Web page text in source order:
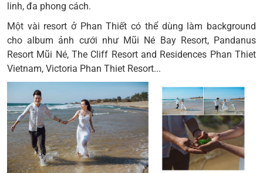
linh, đa phong cách.
Một vài resort ở Phan Thiết có thể dùng làm background
cho album ảnh cưới như Mũi Né Bay Resort, Pandanus
Resort Mũi Né, The Cliff Resort and Residences Phan Thiet
Vietnam, Victoria Phan Thiet Resort...